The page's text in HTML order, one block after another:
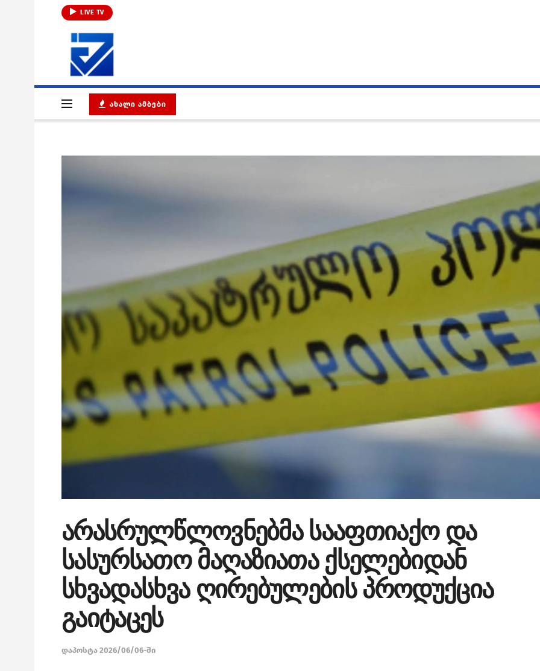
LIVE TV
ᲐᲮᲐᲚᲘ ᲐᲛᲑᲔᲑᲘ
არასრულწლოვნებმა სააფთიაქო და
სასურსათო მაღაზიათა ქსელებიდან
სხვადასხვა ღირებულების პროდუქცია
გაიტაცეს
დაპოსტა 2026/06/06-ში